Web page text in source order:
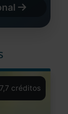
7,7 créditos